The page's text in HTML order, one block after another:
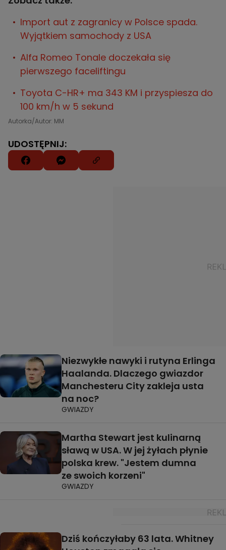
Import aut z zagranicy w Polsce spada.
Wyjątkiem samochody z USA
Alfa Romeo Tonale doczekała się
pierwszego faceliftingu
Toyota C-HR+ ma 343 KM i przyspiesza do
100 km/h w 5 sekund
Autorka/Autor: MM
UDOSTĘPNIJ:
Niezwykłe nawyki i rutyna Erlinga
Haalanda. Dlaczego gwiazdor
Manchesteru City zakleja usta
na noc?
GWIAZDY
Martha Stewart jest kulinarną
sławą w USA. W jej żyłach płynie
polska krew. "Jestem dumna
ze swoich korzeni"
GWIAZDY
Dziś kończyłaby 63 lata. Whitney